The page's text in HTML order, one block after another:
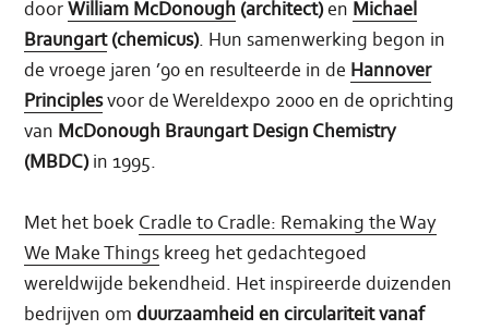
doorWilliam McDonough (architect)en Michael
Braungart(chemicus). Hun samenwerking begon in
de vroege jaren ’90 en resulteerde in de Hannover
Principlesvoor de Wereldexpo 2000 en de oprichting
van McDonough Braungart Design Chemistry
(MBDC)in 1995.
Met het boek Cradle to Cradle: Remaking the Way
We Make Things kreeg het gedachtegoed
wereldwijde bekendheid. Het inspireerde duizenden
bedrijven omduurzaamheid en circulariteit vanaf